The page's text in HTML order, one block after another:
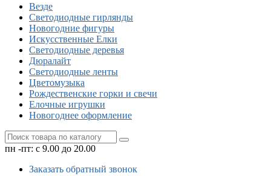
Везде
Светодиодные гирлянды
Новогодние фигуры
Искусственные Елки
Светодиодные деревья
Дюралайт
Cветодиодные ленты
Цветомузыка
Рождественские горки и свечи
Елочные игрушки
Новогоднее оформление
пн -пт: с 9.00 до 20.00
Заказать обратный звонок